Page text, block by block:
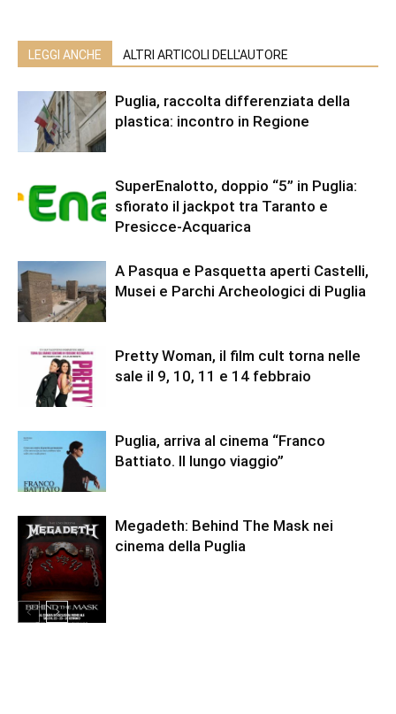
LEGGI ANCHE ALTRI ARTICOLI DELL'AUTORE
Puglia, raccolta differenziata della
plastica: incontro in Regione
SuperEnalotto, doppio “5” in Puglia:
sfiorato il jackpot tra Taranto e
Presicce-Acquarica
A Pasqua e Pasquetta aperti Castelli,
Musei e Parchi Archeologici di Puglia
Pretty Woman, il film cult torna nelle
sale il 9, 10, 11 e 14 febbraio
Puglia, arriva al cinema “Franco
Battiato. Il lungo viaggio”
Megadeth: Behind The Mask nei
cinema della Puglia